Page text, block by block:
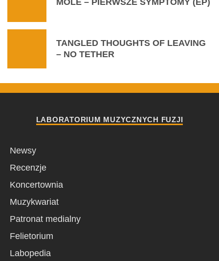
MOLE – PIERWSZE SYMPTOMY (EP)
TANGLED THOUGHTS OF LEAVING
– NO TETHER
LABORATORIUM MUZYCZNYCH FUZJI
Newsy
Recenzje
Koncertownia
Muzykwariat
Patronat medialny
Felietorium
Labopedia